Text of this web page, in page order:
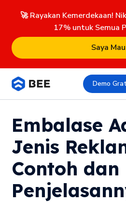
🚀 Rayakan Kemerdekaan!
17% untuk Semua
Saya Mau
Demo
Embalase
Jenis
Contoh dan